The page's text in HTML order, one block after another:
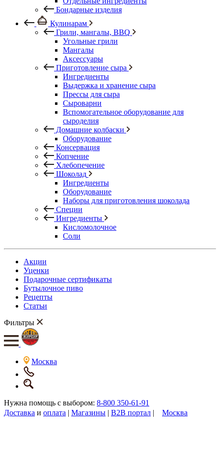
Бондарные изделия
Кулинарам
Грили, мангалы, BBQ
Угольные грили
Мангалы
Аксессуары
Приготовление сыра
Ингредиенты
Выдержка и хранение сыра
Прессы для сыра
Сыроварни
Вспомогательное оборудование для
сыроделия
Домашние колбаски
Оборудование
Консервация
Копчение
Хлебопечение
Шоколад
Ингредиенты
Оборудование
Наборы для приготовления шоколада
Специи
Ингредиенты
Кисломолочное
Соли
Акции
Уценки
Подарочные сертификаты
Бутылочное пиво
Рецепты
Статьи
Фильтры
Москва
Нужна помощь с выбором: 8-800 350-61-91
Доставка и оплата | Магазины | B2B портал | Москва